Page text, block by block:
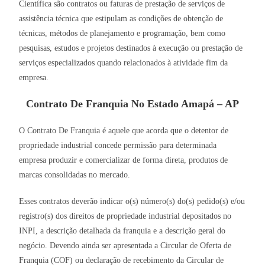
Científica são contratos ou faturas de prestação de serviços de
assistência técnica que estipulam as condições de obtenção de
técnicas, métodos de planejamento e programação, bem como
pesquisas, estudos e projetos destinados à execução ou prestação de
serviços especializados quando relacionados à atividade fim da
empresa.
Contrato De Franquia No Estado Amapá – AP
O Contrato De Franquia é aquele que acorda que o detentor de
propriedade industrial concede permissão para determinada
empresa produzir e comercializar de forma direta, produtos de
marcas consolidadas no mercado.
Esses contratos deverão indicar o(s) número(s) do(s) pedido(s) e/ou
registro(s) dos direitos de propriedade industrial depositados no
INPI, a descrição detalhada da franquia e a descrição geral do
negócio. Devendo ainda ser apresentada a Circular de Oferta de
Franquia (COF) ou declaração de recebimento da Circular de